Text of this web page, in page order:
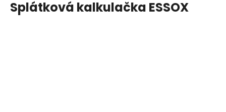
Splátková kalkulačka ESSOX